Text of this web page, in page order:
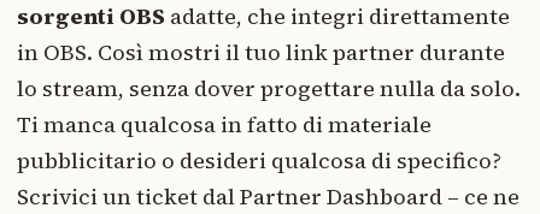
sorgenti OBS adatte, che integri direttamente
in OBS. Così mostri il tuo link partner durante
lo stream, senza dover progettare nulla da solo.
Ti manca qualcosa in fatto di materiale
pubblicitario o desideri qualcosa di specifico?
Scrivici un ticket dal Partner Dashboard – ce ne